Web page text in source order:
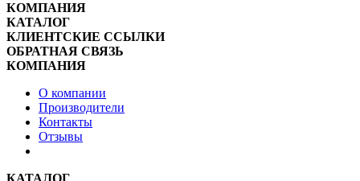
КОМПАНИЯ
КАТАЛОГ
КЛИЕНТСКИЕ ССЫЛКИ
ОБРАТНАЯ СВЯЗЬ
КОМПАНИЯ
О компании
Производители
Контакты
Отзывы